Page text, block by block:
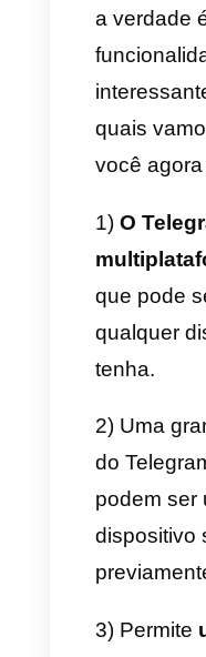
grupos
Agora
do
ser
você
Os
Usar o